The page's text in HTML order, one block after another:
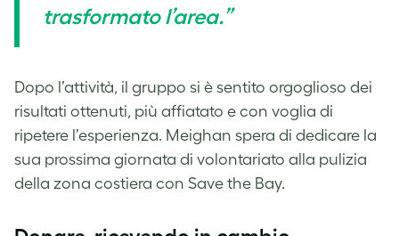
trasformato l’area.”
Dopo l’attività, il gruppo si è sentito orgoglioso dei
risultati ottenuti, più affiatato e con voglia di
ripetere l’esperienza. Meighan spera di dedicare la
sua prossima giornata di volontariato alla pulizia
della zona costiera con Save the Bay.